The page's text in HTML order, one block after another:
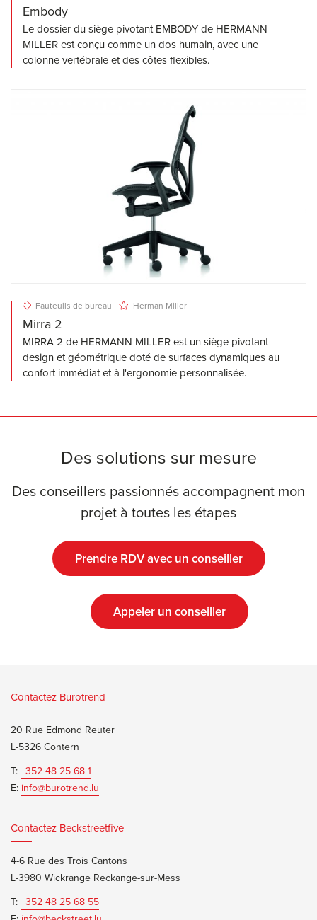
Embody
Le dossier du siège pivotant EMBODY de HERMANN
MILLER est conçu comme un dos humain, avec une
colonne vertébrale et des côtes flexibles.
Fauteuils de bureau Herman Miller
Mirra 2
MIRRA 2 de HERMANN MILLER est un siège pivotant
design et géométrique doté de surfaces dynamiques au
confort immédiat et à l'ergonomie personnalisée.
Des solutions sur mesure
Des conseillers passionnés accompagnent mon
projet à toutes les étapes
Prendre RDV avec un conseiller
Appeler un conseiller
Contactez Burotrend
20 Rue Edmond Reuter
L-5326 Contern
T:+352 48 25 68 1
E: info@burotrend.lu
Contactez Beckstreetfive
4-6 Rue des Trois Cantons
L-3980 Wickrange Reckange-sur-Mess
T:+352 48 25 68 55